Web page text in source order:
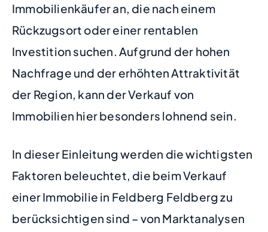
Immobilienkäufer an, die nach einem
Rückzugsort oder einer rentablen
Investition suchen. Aufgrund der hohen
Nachfrage und der erhöhten Attraktivität
der Region, kann der Verkauf von
Immobilien hier besonders lohnend sein.
In dieser Einleitung werden die wichtigsten
Faktoren beleuchtet, die beim Verkauf
einer Immobilie in Feldberg Feldberg zu
berücksichtigen sind – von Marktanalysen